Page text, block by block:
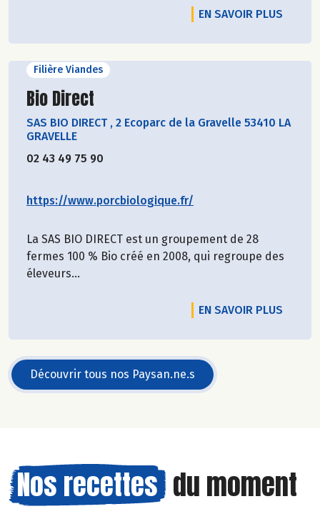
EN SAVOIR PLUS
Filière Viandes
Découvrir le producteur
Bio Direct
SAS BIO DIRECT , 2 Ecoparc de la Gravelle 53410 LA
GRAVELLE
02 43 49 75 90
https://www.porcbiologique.fr/
La SAS BIO DIRECT est un groupement de 28
fermes 100 % Bio créé en 2008, qui regroupe des
éleveurs...
EN SAVOIR PLUS
Découvrir tous nos Paysan.ne.s
Nos recettes du moment